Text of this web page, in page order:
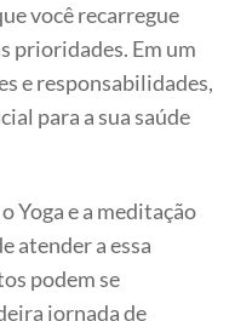
você recarregue
prioridades. Em um
e responsabilidades,
para a sua saúde
Yoga e a meditação
atender a essa
podem se
jornada de